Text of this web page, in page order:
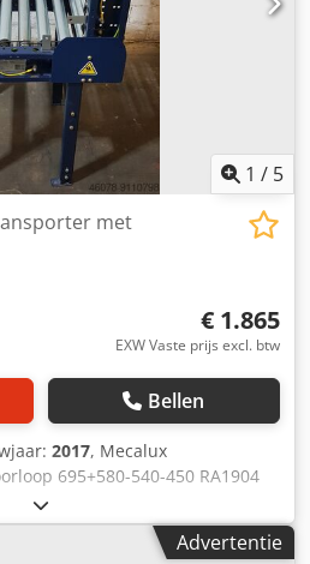
1 / 5
met
€ 1.865
EXW Vaste prijs excl. btw
Bellen
2017, Mecalux
695+580-540-450 RA1904
(RB): 450 mm, stalen rollen
540 mm Lengte: 695 mm +
130 mm Framehoogte met
Advertentie